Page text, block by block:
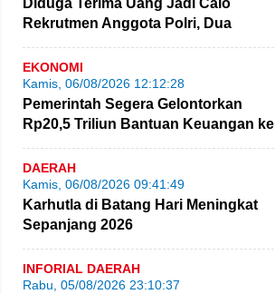
Diduga Terima Uang Jadi Calo
Rekrutmen Anggota Polri, Dua
Personel Polda Jambi Diproses
EKONOMI
Kamis, 06/08/2026 12:12:28
Pemerintah Segera Gelontorkan
Rp20,5 Triliun Bantuan Keuangan ke
Daerah
DAERAH
Kamis, 06/08/2026 09:41:49
Karhutla di Batang Hari Meningkat
Sepanjang 2026
INFORIAL DAERAH
Rabu, 05/08/2026 23:10:37